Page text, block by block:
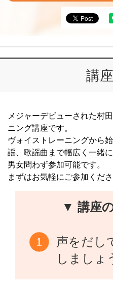
講
メジャーデビューされた村
ニング講座です。
ヴォイストレーニングから
謡、歌謡曲まで幅広く一緒に
男女問わず参加可能です。
まずはお気軽にご参加くださ
▼ 講座
声をだし
しましょ